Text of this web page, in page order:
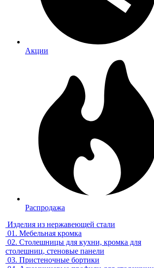
Акции
Распродажа
Изделия из нержавеющей стали
01. Мебельная кромка
02. Столешницы для кухни, кромка для
столешниц, стеновые панели
03. Пристеночные бортики